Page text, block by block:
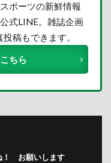
ポーツの新鮮情報
式LINE。雑誌企画
稿もできます。
ちら
！ お願いします